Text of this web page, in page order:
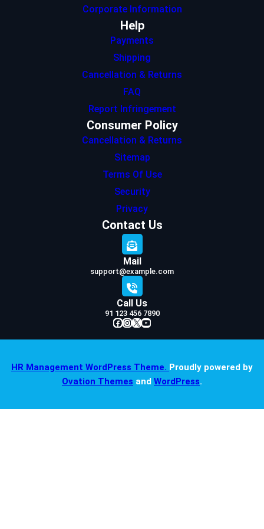
Corporate Information
Help
Payments
Shipping
Cancellation & Returns
FAQ
Report Infringement
Consumer Policy
Cancellation & Returns
Sitemap
Terms Of Use
Security
Privacy
Contact Us
Mail
support@example.com
Call Us
91 123 456 7890
Facebook InstagramX YouTube
HR Management WordPress Theme. Proudly powered by
Ovation Themes and WordPress.